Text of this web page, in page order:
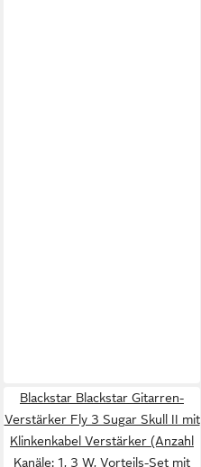
Blackstar Blackstar Gitarren-
Verstärker Fly 3 Sugar Skull II mit
Klinkenkabel Verstärker (Anzahl
Kanäle: 1, 3 W, Vorteils-Set mit